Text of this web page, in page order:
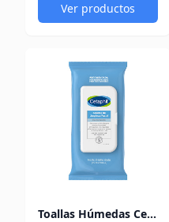
Ver productos
Toallas Húmedas Cetaphil Facial x 25 und